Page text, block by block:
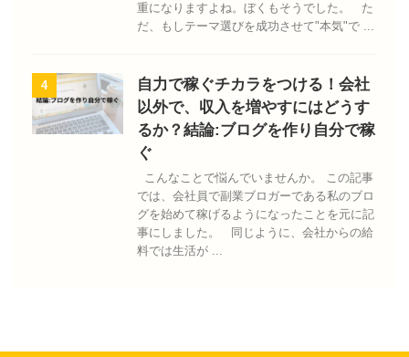
重になりますよね。ぼくもそうでした。 た
だ、もしテーマ選びを成功させて"本気"で ...
4
自力で稼ぐチカラをつける！会社
以外で、収入を増やすにはどうす
るか？結論:ブログを作り自分で稼
ぐ
こんなことで悩んでいませんか。 この記事
では、会社員で副業ブロガーである私のブロ
グを始めて稼げるようになったことを元に記
事にしました。 同じように、会社からの給
料では生活が ...